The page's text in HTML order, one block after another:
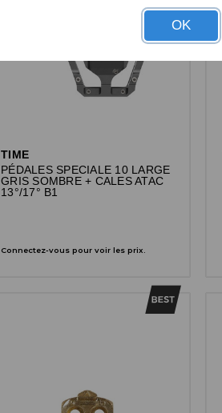
TIME
PÉDALES SPECIALE 10 LARGE
GRIS SOMBRE + CALES ATAC
13°/17° B1
Connectez-vous pour voir les prix.
OK